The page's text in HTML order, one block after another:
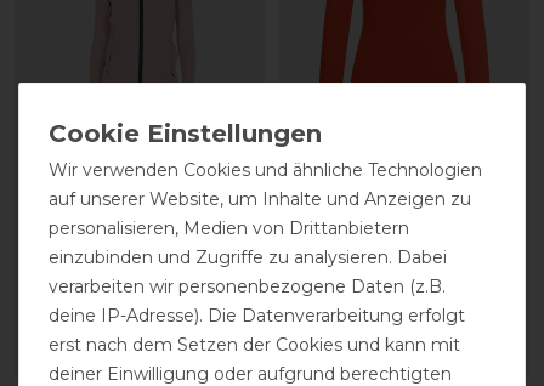
189,00 € *
ARTIKEL MERKEN
Funktionslangarmshirt
statt 29,95 €
20,97 € *
ARTIKEL MERKEN
Wir verwenden Cookies und ähnliche Technologien
auf unserer Website, um Inhalte und Anzeigen zu
personalisieren, Medien von Drittanbietern
einzubinden und Zugriffe zu analysieren. Dabei
verarbeiten wir personenbezogene Daten (z.B.
deine IP-Adresse). Die Datenverarbeitung erfolgt
erst nach dem Setzen der Cookies und kann mit
deiner Einwilligung oder aufgrund berechtigten